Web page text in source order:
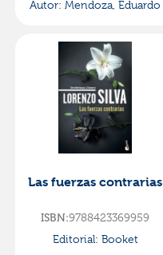
Autor: Mendoza, Eduardo
Las fuerzas contrarias
ISBN:9788423369959
Editorial: Booket